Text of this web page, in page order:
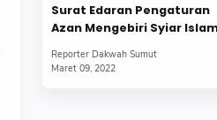
Surat Edaran Pengaturan
Azan Mengebiri Syiar